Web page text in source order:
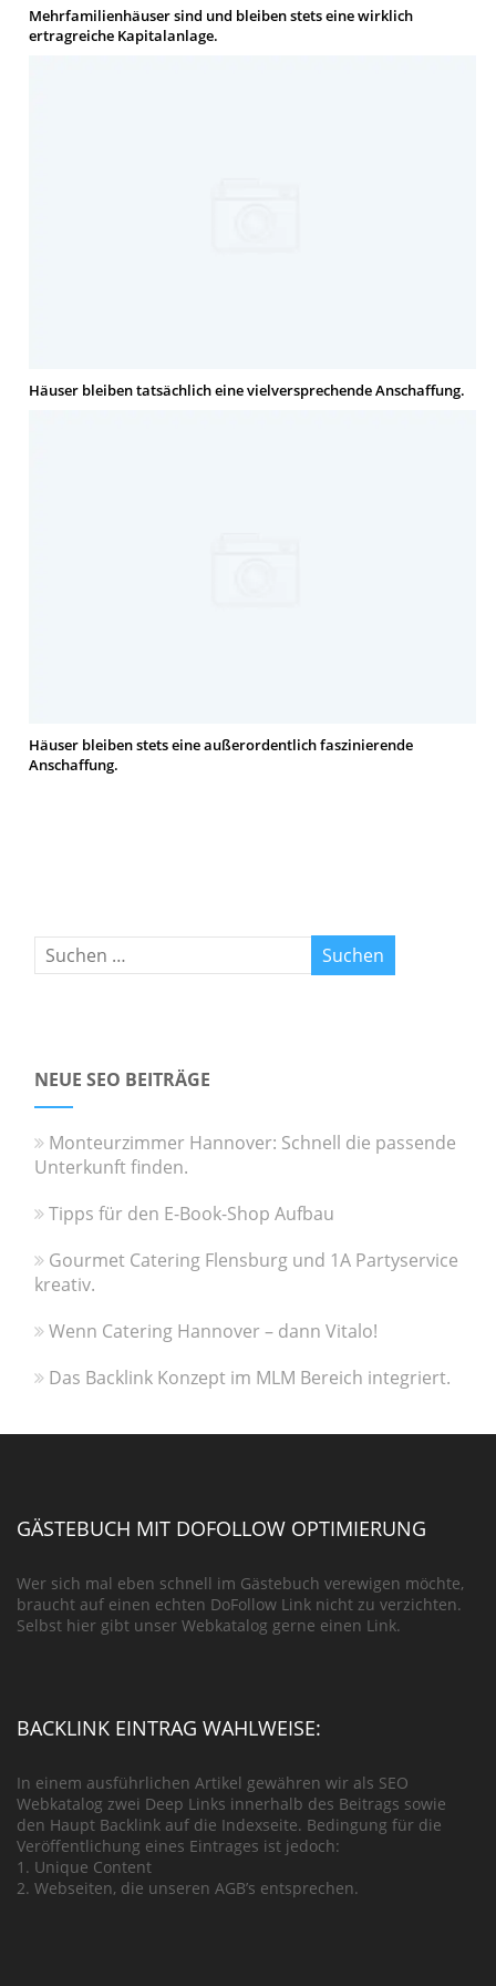
Mehrfamilienhäuser sind und bleiben stets eine wirklich
ertragreiche Kapitalanlage.
Häuser bleiben tatsächlich eine vielversprechende Anschaffung.
Häuser bleiben stets eine außerordentlich faszinierende
Anschaffung.
NEUE SEO BEITRÄGE
Monteurzimmer Hannover: Schnell die passende
Unterkunft finden.
Tipps für den E-Book-Shop Aufbau
Gourmet Catering Flensburg und 1A Partyservice
kreativ.
Wenn Catering Hannover – dann Vitalo!
Das Backlink Konzept im MLM Bereich integriert.
GÄSTEBUCH MIT DOFOLLOW OPTIMIERUNG
Wer sich mal eben schnell im Gästebuch verewigen möchte,
braucht auf einen echten DoFollow Link nicht zu verzichten.
Selbst hier gibt unser Webkatalog gerne einen Link.
BACKLINK EINTRAG WAHLWEISE:
In einem ausführlichen Artikel gewähren wir als SEO
Webkatalog zwei Deep Links innerhalb des Beitrags sowie
den Haupt Backlink auf die Indexseite. Bedingung für die
Veröffentlichung eines Eintrages ist jedoch:
1. Unique Content
2. Webseiten, die unseren AGB’s entsprechen.